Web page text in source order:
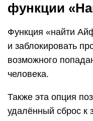
функции
Функция «найти
и заблокировать
возможного
человека.
Также эта опция
удалённый сброс к